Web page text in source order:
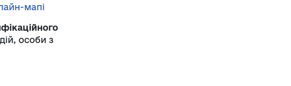
мапі
особи з